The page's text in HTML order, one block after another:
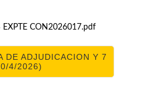
EXPTE CON2026017.pdf
DE ADJUDICACION Y 7
4/2026)